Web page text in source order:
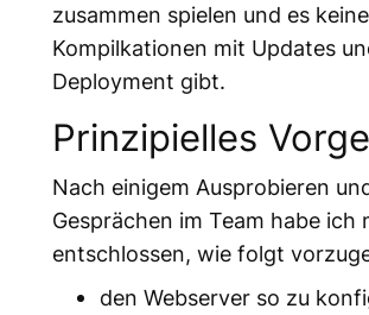
zusammen spielen und es keine
Kompilkationen mit Updates
Deployment gibt.
Prinzipielles
Nach einigem Ausprobieren
Gesprächen im Team habe ich
entschlossen, wie folgt
den Webserver so zu